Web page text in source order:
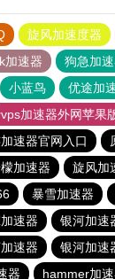
旋风加速度器
加速器
狗急加
小蓝鸟 优途加
加速器外网苹果
速器官网入口
加速器 旋风加
暴雪加速器
速器 银河加速
速器 银河加速
器 hammer加